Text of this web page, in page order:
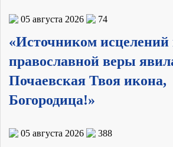
05 августа 2026 74
«Источником исцелений
православной веры
Почаевская Твоя икона,
Богородица!»
05 августа 2026 388